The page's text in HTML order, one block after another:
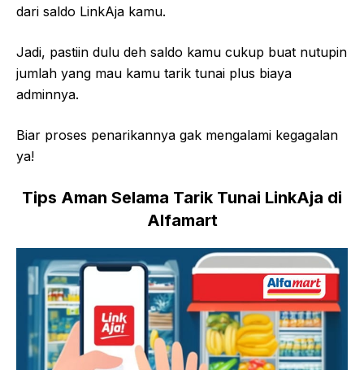
dari saldo LinkAja kamu.
Jadi, pastiin dulu deh saldo kamu cukup buat nutupin
jumlah yang mau kamu tarik tunai plus biaya
adminnya.
Biar proses penarikannya gak mengalami kegagalan
ya!
Tips Aman Selama Tarik Tunai LinkAja di
Alfamart